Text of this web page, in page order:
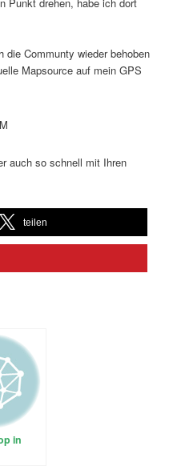
die Communty wieder behoben
Mapsource auf mein GPS
auch so schnell mit Ihren
teilen
in